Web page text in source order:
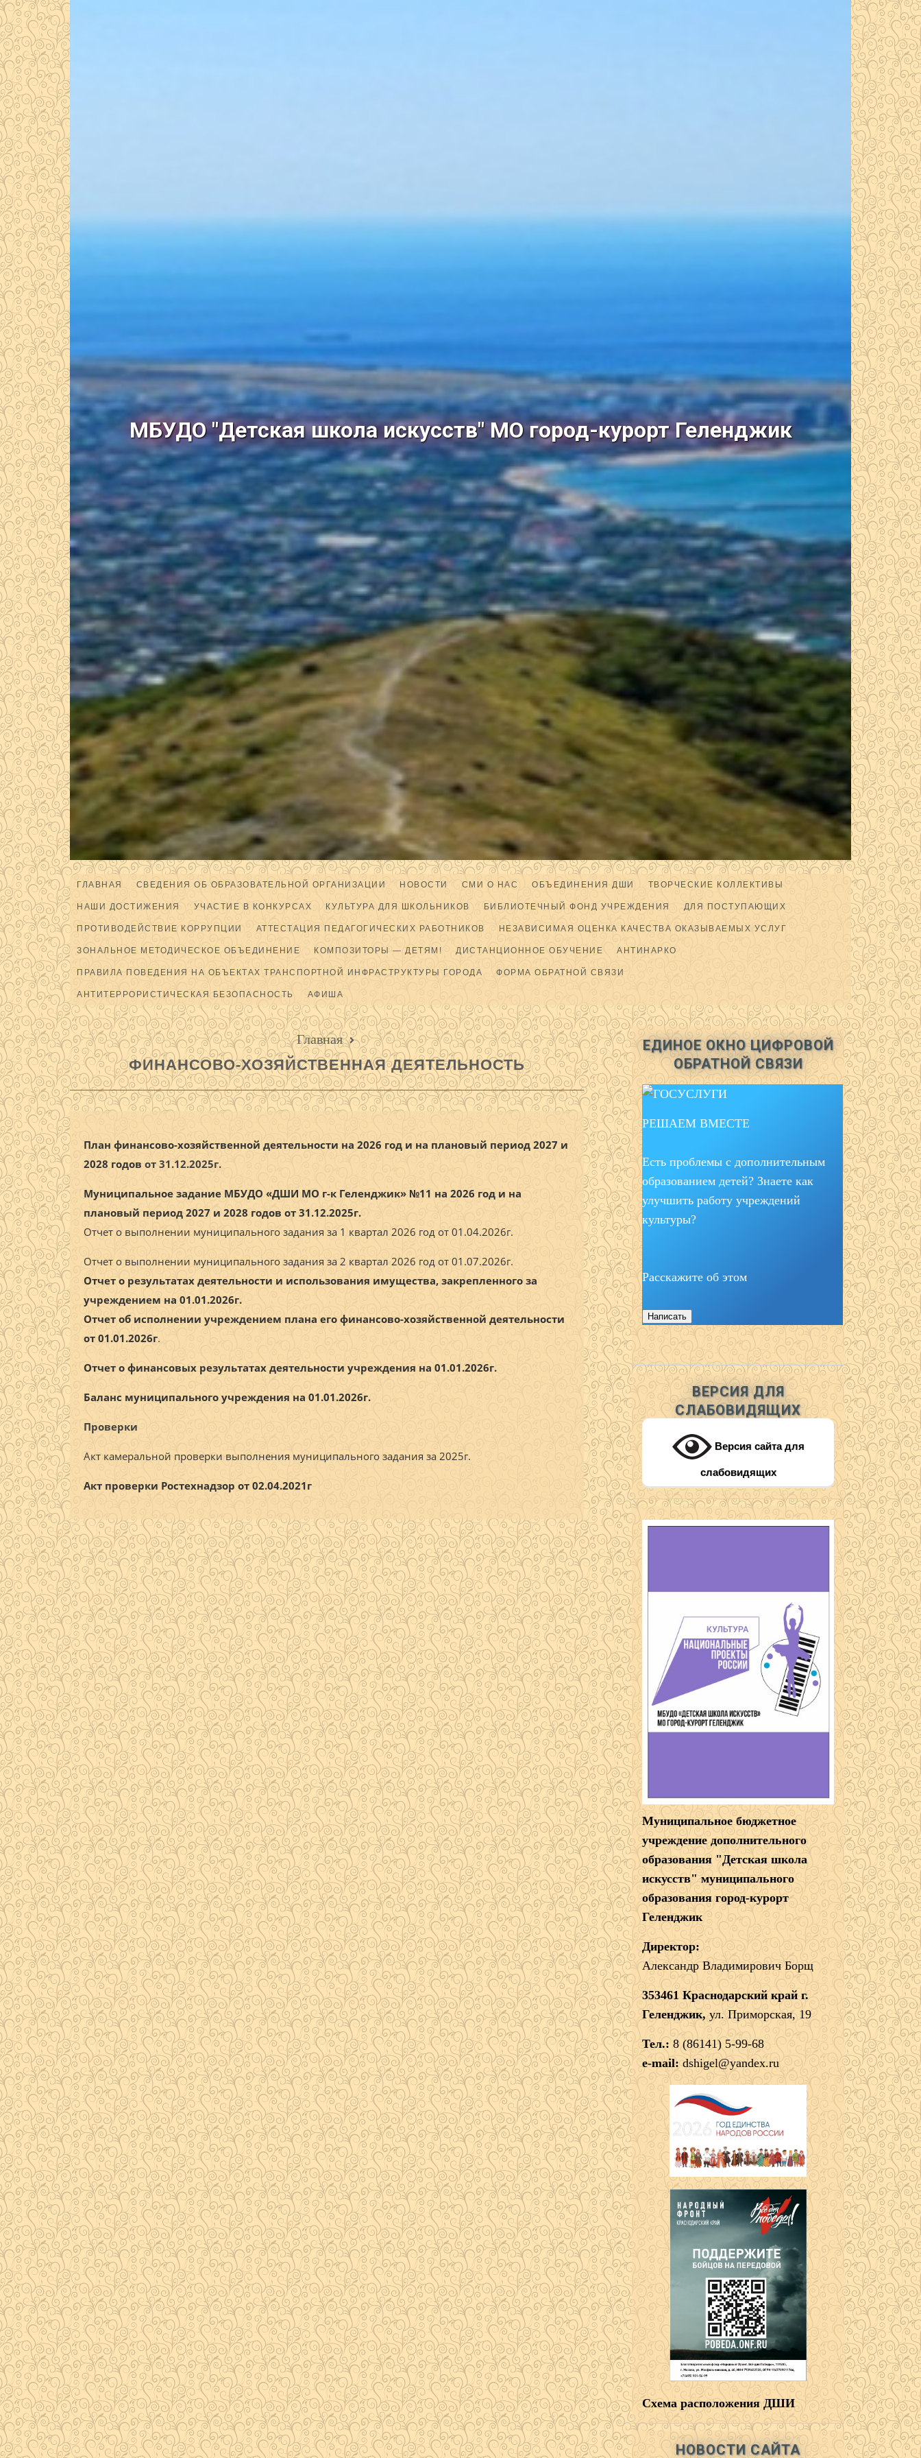
МБУДО "Детская школа искусств" МО город-курорт Геленджик
ГЛАВНАЯ СВЕДЕНИЯ ОБ ОБРАЗОВАТЕЛЬНОЙ ОРГАНИЗАЦИИ НОВОСТИ СМИ О НАС ОБЪЕДИНЕНИЯ ДШИ ТВОРЧЕСКИЕ КОЛЛЕКТИВЫ
НАШИ ДОСТИЖЕНИЯ УЧАСТИЕ В КОНКУРСАХ КУЛЬТУРА ДЛЯ ШКОЛЬНИКОВ БИБЛИОТЕЧНЫЙ ФОНД УЧРЕЖДЕНИЯ ДЛЯ ПОСТУПАЮЩИХ
ПРОТИВОДЕЙСТВИЕ КОРРУПЦИИ АТТЕСТАЦИЯ ПЕДАГОГИЧЕСКИХ РАБОТНИКОВ НЕЗАВИСИМАЯ ОЦЕНКА КАЧЕСТВА ОКАЗЫВАЕМЫХ УСЛУГ
ЗОНАЛЬНОЕ МЕТОДИЧЕСКОЕ ОБЪЕДИНЕНИЕ КОМПОЗИТОРЫ — ДЕТЯМ! ДИСТАНЦИОННОЕ ОБУЧЕНИЕ АНТИНАРКО
ПРАВИЛА ПОВЕДЕНИЯ НА ОБЪЕКТАХ ТРАНСПОРТНОЙ ИНФРАСТРУКТУРЫ ГОРОДА ФОРМА ОБРАТНОЙ СВЯЗИ
АНТИТЕРРОРИСТИЧЕСКАЯ БЕЗОПАСНОСТЬ АФИША
Главная
ФИНАНСОВО-ХОЗЯЙСТВЕННАЯ ДЕЯТЕЛЬНОСТЬ
План финансово-хозяйственной деятельности на 2026 год и на плановый период 2027 и
2028 годов от 31.12.2025г.
Муниципальное задание МБУДО «ДШИ МО г-к Геленджик» №11 на 2026 год и на
плановый период 2027 и 2028 годов от 31.12.2025г.
Отчет о выполнении муниципального задания за 1 квартал 2026 год от 01.04.2026г.
Отчет о выполнении муниципального задания за 2 квартал 2026 год от 01.07.2026г.
Отчет о результатах деятельности и использования имущества, закрепленного за
учреждением на 01.01.2026г.
Отчет об исполнении учреждением плана его финансово-хозяйственной деятельности
от 01.01.2026г.
Отчет о финансовых результатах деятельности учреждения на 01.01.2026г.
Баланс муниципального учреждения на 01.01.2026г.
Проверки
Акт камеральной проверки выполнения муниципального задания за 2025г.
Акт проверки Ростехнадзор от 02.04.2021г
ЕДИНОЕ ОКНО ЦИФРОВОЙ
ОБРАТНОЙ СВЯЗИ
РЕШАЕМ ВМЕСТЕ
Есть проблемы с дополнительным
образованием детей? Знаете как
улучшить работу учреждений
культуры?
Расскажите об этом
Написать
ВЕРСИЯ ДЛЯ
СЛАБОВИДЯЩИХ
Версия сайта для
слабовидящих
Муниципальное бюджетное
учреждение дополнительного
образования "Детская школа
искусств" муниципального
образования город-курорт
Геленджик
Директор:
Александр Владимирович Борщ
353461 Краснодарский край г.
Геленджик, ул. Приморская, 19
Тел.: 8 (86141) 5-99-68
e-mail: dshigel@yandex.ru
Схема расположения ДШИ
НОВОСТИ САЙТА